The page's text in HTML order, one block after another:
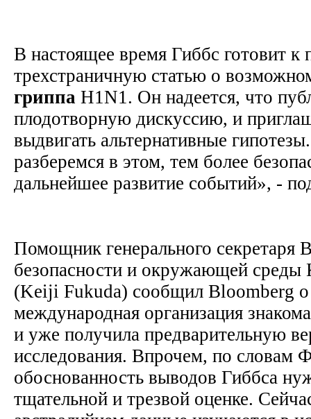
В настоящее время Гиббс готовит к
трехстраничную статью о
гриппа H1N1. Он надеется, что
плодотворную дискуссию, и
выдвигать альтернативные
разберемся в этом, тем более
дальнейшее развитие событий», -
Помощник генерального секретаря
безопасности и окружающей
(Keiji Fukuda) сообщил Bloomberg
международная организация
и уже получила предварительную
исследования. Впрочем, по словам
обоснованность выводов Гиббса
тщательной и трезвой оценке.